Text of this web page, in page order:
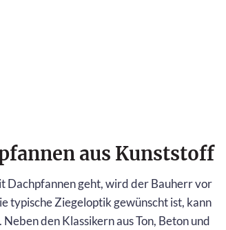
aus Kunststoff
Dachpfannen geht, wird der Bauherr vor
typische Ziegeloptik gewünscht ist, kann
den Klassikern aus Ton, Beton und